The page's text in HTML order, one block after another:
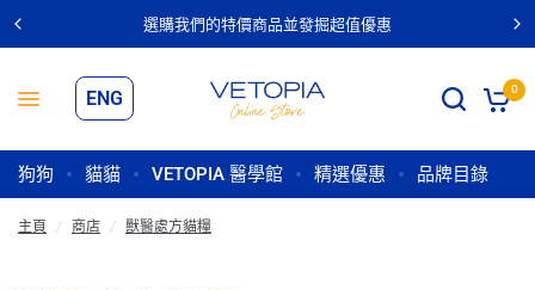
查看所有精選優惠
優惠
ENG 0
狗狗 貓貓 VETOPIA 醫學館 精選優惠 品牌目錄
主頁 / 商店 / 獸醫處方貓糧